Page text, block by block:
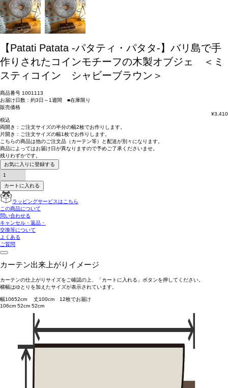
【Patati Patata -パタティ・パタタ-】バリ島で手
作りされたコインモチーフの木製オブジェ ＜ミ
スティコイン シャビーブラウン＞
商品番号 1001113
お届け日数：約3日～1週間 ■在庫限り
販売価格
¥3,410
税込
両開き： ご注文サイズの半分の幅2枚でお作りします。
片開き： ご注文サイズの幅1枚でお作りします。
こちらの商品は他のご注文品（カーテン等）と配送が別々 になります。
商品によってはお届け日が異なりますので予めご了承くださいませ。
残りわずかです。
お気に入りに登録する
カートに入れる
ラッピングサービスはこちら
この商品について
問い合わせる
キャンセル・返品・
交換等について
よくある
ご質問
カーテン出来上がりイメージ
カーテンの仕上がりサイズをご確認の上、「カートに入れる」ボタンを押してください。
横幅はゆとりを加えたサイズが表示されています。
幅10652cm 丈100cm 12枚でお届け
106cm 52cm 52cm